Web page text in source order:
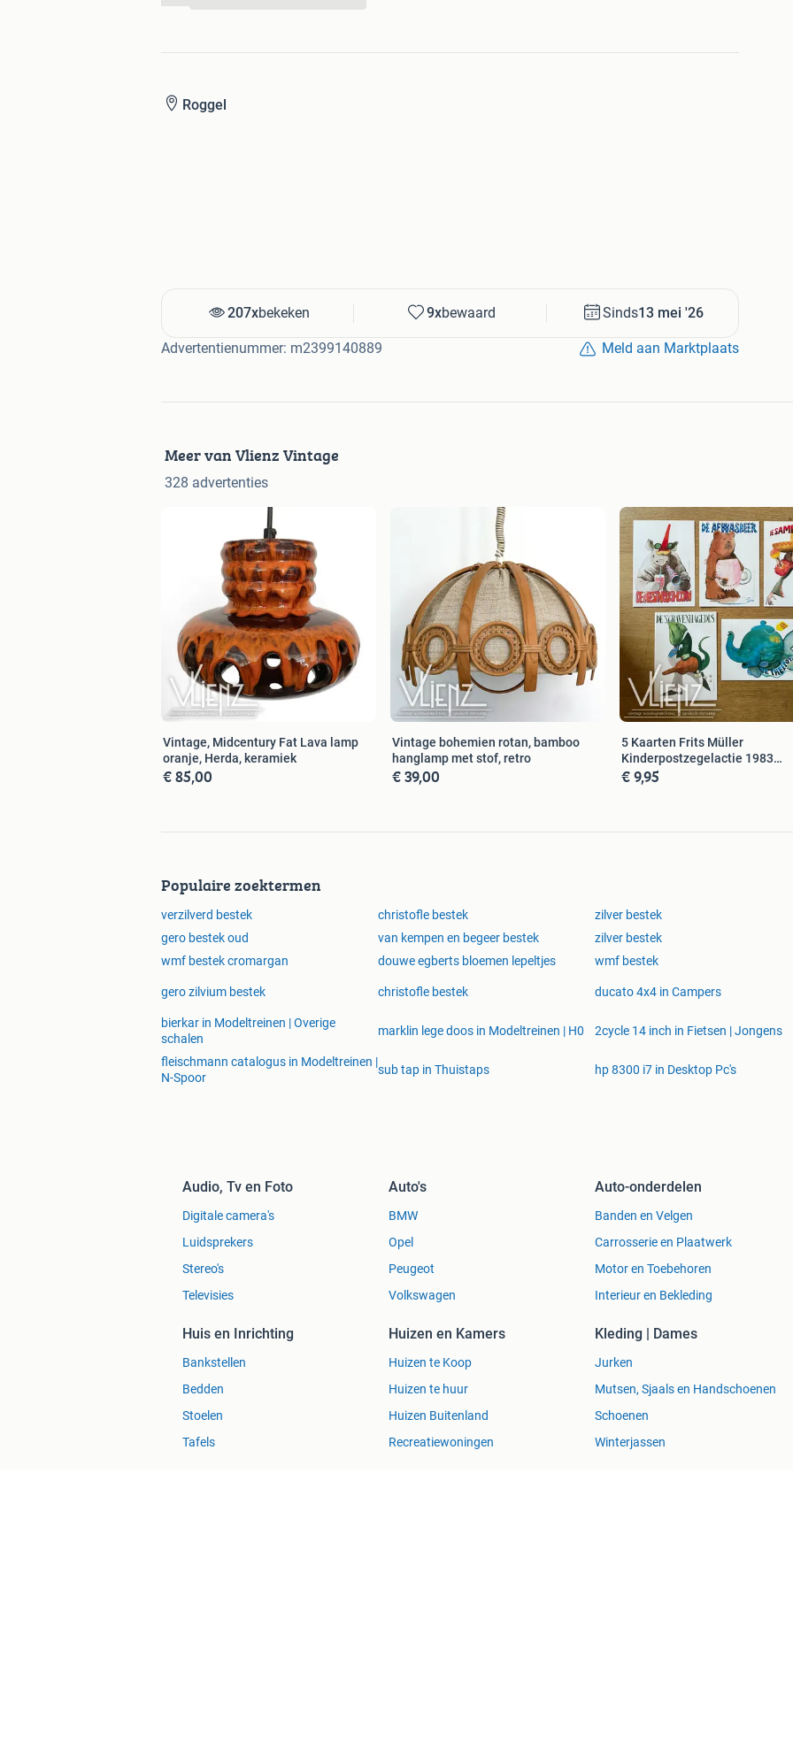
Roggel
207xbekeken 9xbewaard Sinds13 mei '26
Advertentienummer: m2399140889 Meld aan Marktplaats
Meer van Vlienz Vintage
328 advertenties
Vintage, Midcentury Fat Lava lamp
oranje, Herda, keramiek
€ 85,00
Vintage bohemien rotan, bamboo
hanglamp met stof, retro
€ 39,00
5 Kaarten Frits Müller
Kinderpostzegelactie 1983
wenskaart
€ 9,95
Populaire zoektermen
verzilverd bestek christofle bestek zilver bestek
gero bestek oud
van kempen en begeer bestek zilver bestek
wmf bestek cromargan
douwe egberts bloemen lepeltjes wmf bestek
gero zilvium bestek christofle bestek ducato 4x4 in Campers
bierkar in Modeltreinen | Overige
schalen
marklin lege doos in Modeltreinen | H0 2cycle 14 inch in Fietsen | Jongens
fleischmann catalogus in Modeltreinen |
N-Spoor
sub tap in Thuistaps hp 8300 i7 in Desktop Pc's
Audio, Tv en Foto
Digitale camera's
Luidsprekers
Stereo's
Televisies
Auto's
BMW
Opel
Peugeot
Volkswagen
Auto-onderdelen
Banden en Velgen
Carrosserie en Plaatwerk
Motor en Toebehoren
Interieur en Bekleding
Huis en Inrichting
Bankstellen
Bedden
Stoelen
Tafels
Huizen en Kamers
Huizen te Koop
Huizen te huur
Huizen Buitenland
Recreatiewoningen
Kleding | Dames
Jurken
Mutsen, Sjaals en Handschoenen
Schoenen
Winterjassen